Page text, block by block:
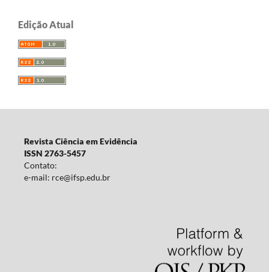
Edição Atual
Revista Ciência em Evidência
ISSN 2763-5457
Contato:
e-mail: rce@ifsp.edu.br